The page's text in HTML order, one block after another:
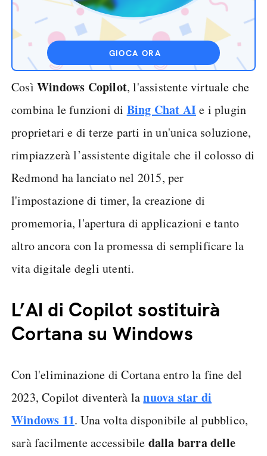
GIOCA ORA
Così Windows Copilot, l'assistente virtuale che
combina le funzioni di Bing Chat AIe i plugin
proprietari e di terze parti in un'unica soluzione,
rimpiazzerà l’assistente digitale che il colosso di
Redmond ha lanciato nel 2015, per
l'impostazione di timer, la creazione di
promemoria, l'apertura di applicazioni e tanto
altro ancora con la promessa di semplificare la
vita digitale degli utenti.
L’AI di Copilot sostituirà
Cortana su Windows
Con l'eliminazione di Cortana entro la fine del
2023, Copilot diventerà lanuova star di
Windows 11. Una volta disponibile al pubblico,
sarà facilmente accessibile dalla barra delle